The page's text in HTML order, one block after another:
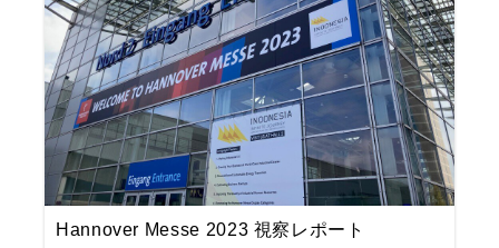
IoT
コラボレーション
スキルアップ
IT用語解説
Hannover Messe 2023 視察レポート